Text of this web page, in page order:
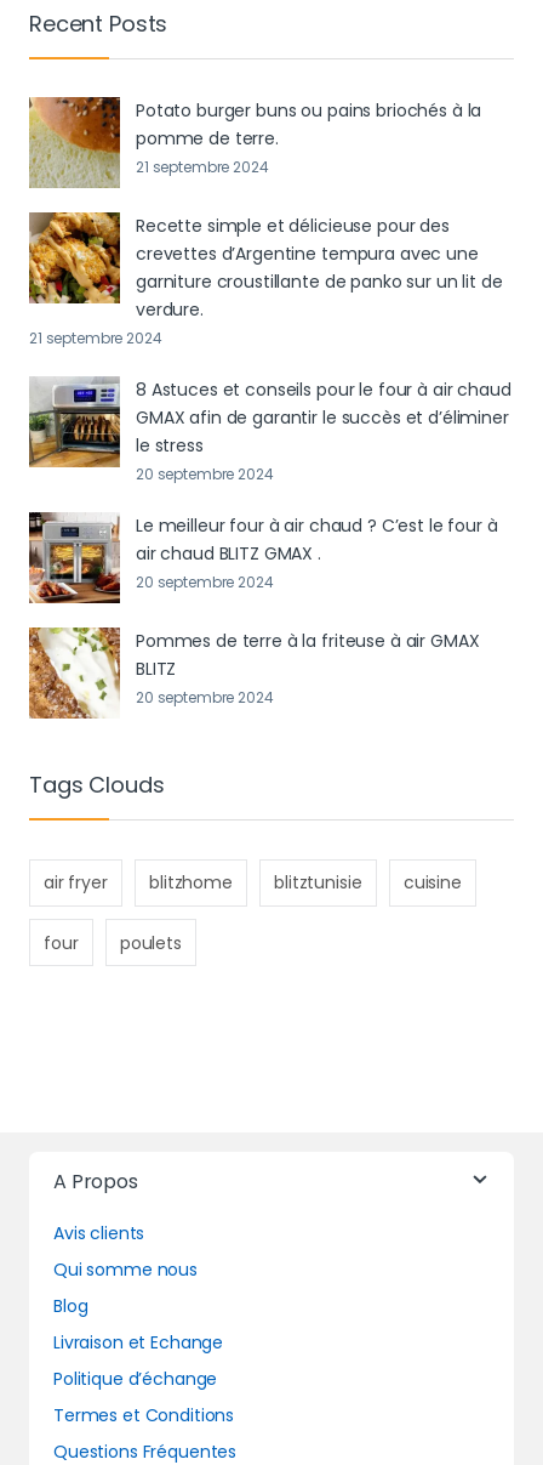
Recent Posts
Potato burger buns ou pains briochés à la
pomme de terre.
21 septembre 2024
Recette simple et délicieuse pour des
crevettes d’Argentine tempura avec une
garniture croustillante de panko sur un lit de
verdure.
21 septembre 2024
8 Astuces et conseils pour le four à air chaud
GMAX afin de garantir le succès et d’éliminer
le stress
20 septembre 2024
Le meilleur four à air chaud ? C’est le four à
air chaud BLITZ GMAX .
20 septembre 2024
Pommes de terre à la friteuse à air GMAX
BLITZ
20 septembre 2024
Tags Clouds
air fryer blitzhome blitztunisie cuisine
four poulets
A Propos
Avis clients
Qui somme nous
Blog
Livraison et Echange
Politique d’échange
Termes et Conditions
Questions Fréquentes